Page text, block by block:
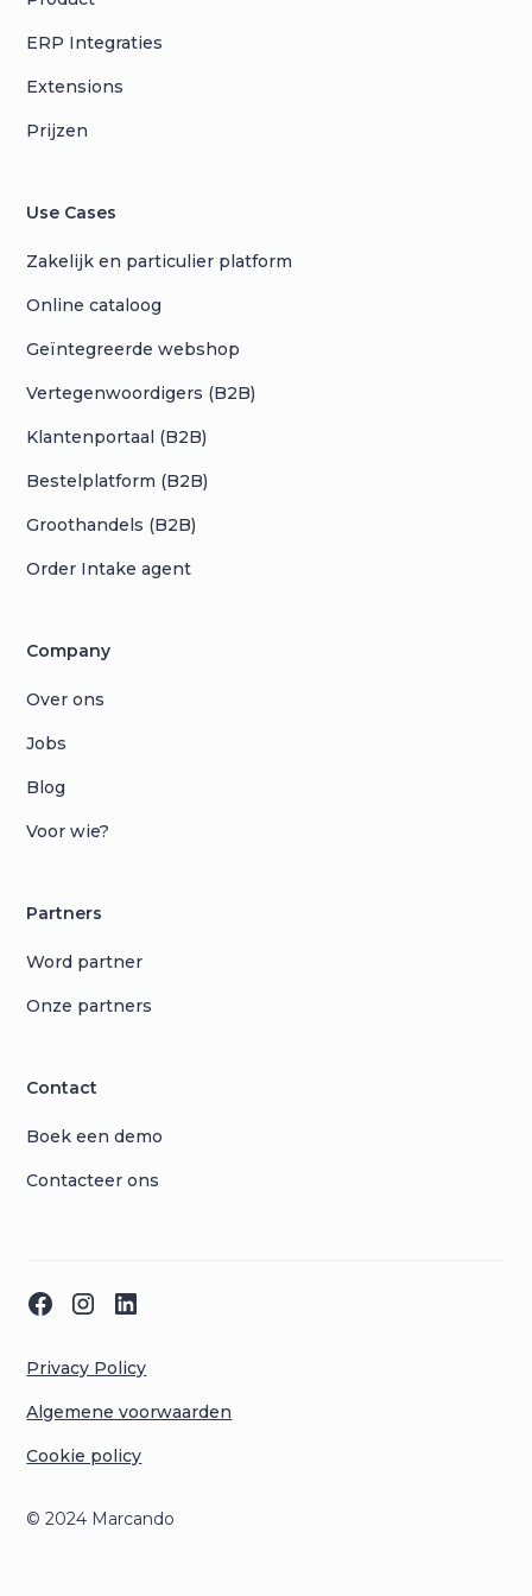
ERP Integraties
Extensions
Prijzen
Use Cases
Zakelijk en particulier platform
Online cataloog
Geïntegreerde webshop
Vertegenwoordigers (B2B)
Klantenportaal (B2B)
Bestelplatform (B2B)
Groothandels (B2B)
Order Intake agent
Company
Over ons
Jobs
Blog
Voor wie?
Partners
Word partner
Onze partners
Contact
Boek een demo
Contacteer ons
© 2024 Marcando
Privacy Policy
Algemene voorwaarden
Cookie policy